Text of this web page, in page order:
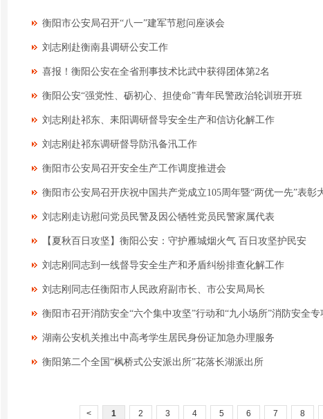
衡阳市公安局召开“八一”建军节慰问座谈会
刘志刚赴衡南县调研公安工作
喜报！衡阳公安在全省刑事技术比武中获得团体第2名
衡阳公安“强党性、砺初心、担使命”青年民警政治轮训班开班
刘志刚赴祁东、耒阳调研督导安全生产和信访化解工作
刘志刚赴祁东调研督导防汛备汛工作
衡阳市公安局召开安全生产工作调度推进会
衡阳市公安局召开庆祝中国共产党成立105周年暨“两优一先”表彰
刘志刚走访慰问党员民警及因公牺牲党员民警家属代表
【夏秋百日攻坚】衡阳公安：守护雁城烟火气 百日攻坚护民安
刘志刚同志到一线督导安全生产和矛盾纠纷排查化解工作
刘志刚同志任衡阳市人民政府副市长、市公安局局长
衡阳市召开消防安全“六个集中攻坚”行动和“九小场所”消防安全
湖南公安机关推出中高考学生居民身份证加急办理服务
衡阳第二个全国“枫桥式公安派出所”花落长湖派出所
< 1 2 3 4 5 6 7 8